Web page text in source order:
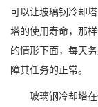
可以让玻璃钢冷却
塔的使用寿命，那
的情形下面，每天
障其任务的正常。
玻璃钢冷却塔在